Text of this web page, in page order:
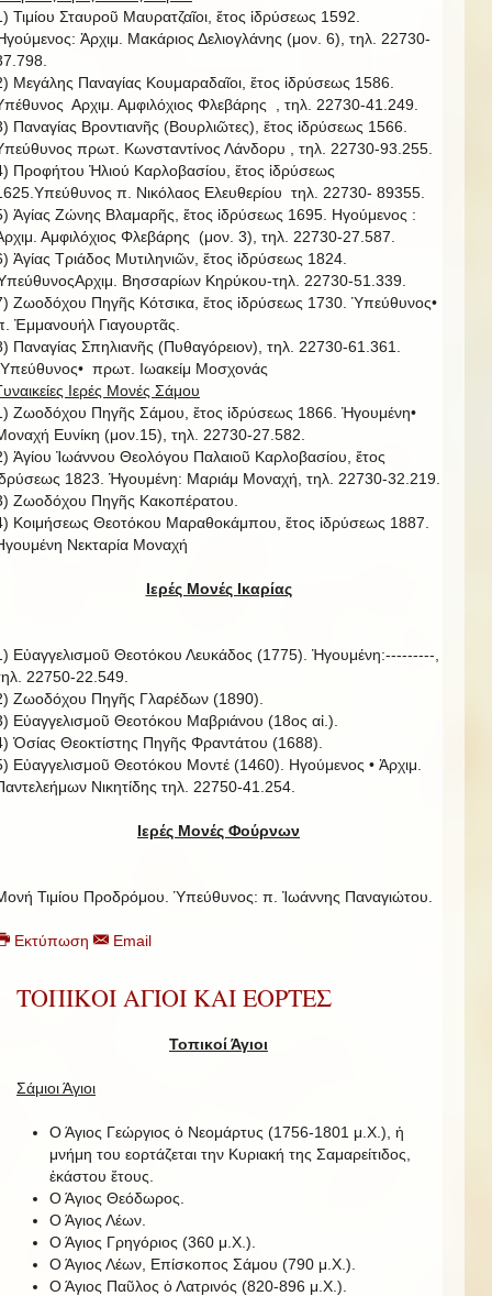
Τιμίου Σταυροῦ Μαυρατζαῖοι, ἔτος ἱδρύσεως 1592.
Ἀρχιμ. Μακάριος Δελιογλάνης (μον. 6), τηλ. 22730-
Μεγάλης Παναγίας Κουμαραδαῖοι, ἔτος ἱδρύσεως 1586.
Αρχιμ. Αμφιλόχιος Φλεβάρης , τηλ. 22730-41.249.
Παναγίας Βροντιανῆς (Βουρλιῶτες), ἔτος ἱδρύσεως 1566.
πρωτ. Κωνσταντίνος Λάνδορυ , τηλ. 22730-93.255.
Προφήτου Ἠλιού Καρλοβασίου, ἔτος ἱδρύσεως
π. Νικόλαος Ελευθερίου τηλ. 22730- 89355.
Ἁγίας Ζώνης Βλαμαρῆς, ἔτος ἱδρύσεως 1695. Ηγούμενος :
Αμφιλόχιος Φλεβάρης (μον. 3), τηλ. 22730-27.587.
Ἁγίας Τριάδος Μυτιληνιῶν, ἔτος ἱδρύσεως 1824.
Βησσαρίων Κηρύκου-τηλ. 22730-51.339.
Ζωοδόχου Πηγῆς Κότσικα, ἔτος ἱδρύσεως 1730. Ὑπεύθυνος•
Ἐμμανουήλ Γιαγουρτᾶς.
Παναγίας Σπηλιανῆς (Πυθαγόρειον), τηλ. 22730-61.361.
πρωτ. Ιωακείμ Μοσχονάς
Ιερές Μονές Σάμου
Ζωοδόχου Πηγῆς Σάμου, ἔτος ἱδρύσεως 1866. Ἡγουμένη•
Ευνίκη (μον.15), τηλ. 22730-27.582.
Ἁγίου Ἰωάννου Θεολόγου Παλαιοῦ Καρλοβασίου, ἔτος
1823. Ἡγουμένη: Μαριάμ Μοναχή, τηλ. 22730-32.219.
Ζωοδόχου Πηγῆς Κακοπέρατου.
Κοιμήσεως Θεοτόκου Μαραθοκάμπου, ἔτος ἱδρύσεως 1887.
Νεκταρία Μοναχή
Ιερές Μονές Ικαρίας
Εὐαγγελισμοῦ Θεοτόκου Λευκάδος (1775). Ἡγουμένη:---------,
22750-22.549.
Ζωοδόχου Πηγῆς Γλαρέδων (1890).
Εὐαγγελισμοῦ Θεοτόκου Μαβριάνου (18ος αἰ.).
Ὁσίας Θεοκτίστης Πηγῆς Φραντάτου (1688).
Εὐαγγελισμοῦ Θεοτόκου Μοντέ (1460). Ηγούμενος • Ἀρχιμ.
Νικητίδης τηλ. 22750-41.254.
Ιερές Μονές Φούρνων
Τιμίου Προδρόμου. Ὑπεύθυνος: π. Ἰωάννης Παναγιώτου.
Εκτύπωση Email
ΤΟΠΙΚΟΙ ΑΓΙΟΙ ΚΑΙ ΕΟΡΤΕΣ
Τοπικοί Άγιοι
Σάμιοι Άγιοι
Ο Άγιος Γεώργιος ὁ Νεομάρτυς (1756-1801 μ.Χ.), ἡ
μνήμη του εορτάζεται την Κυριακή της Σαμαρείτιδος,
ἑκάστου ἔτους.
Ο Άγιος Θεόδωρος.
Ο Άγιος Λέων.
Ο Άγιος Γρηγόριος (360 μ.Χ.).
Ο Άγιος Λέων, Επίσκοπος Σάμου (790 μ.Χ.).
Ο Άγιος Παῦλος ὁ Λατρινός (820-896 μ.Χ.).